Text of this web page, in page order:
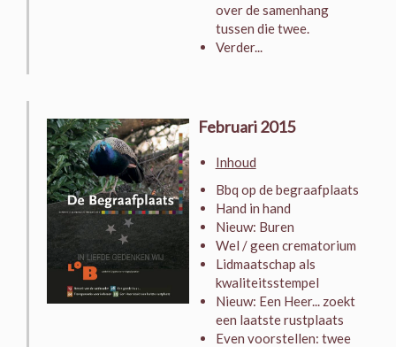
over de samenhang
tussen die twee.
Verder...
Februari 2015
Inhoud
Bbq op de begraafplaats
Hand in hand
Nieuw: Buren
Wel / geen crematorium
Lidmaatschap als
kwaliteitsstempel
Nieuw: Een Heer... zoekt
een laatste rustplaats
Even voorstellen: twee